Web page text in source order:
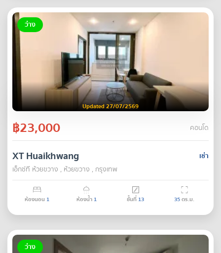
ว่าง
Updated 27/07/2569
฿23,000 คอนโด
เช่า
XT Huaikhwang
เอ็กซ์ที ห้วยขวาง , ห้วยขวาง , กรุงเทพ
ห้องนอน 1 ห้องน้ำ 1 ชั้นที่ 13 35ตร.ม.
ว่าง